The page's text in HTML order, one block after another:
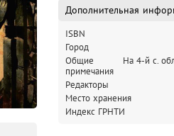
и подписанное именем
Дополнительная
ISBN
Город
Общие
примечания
На 4-й с.
Редакторы
Место хранения
Индекс ГРНТИ